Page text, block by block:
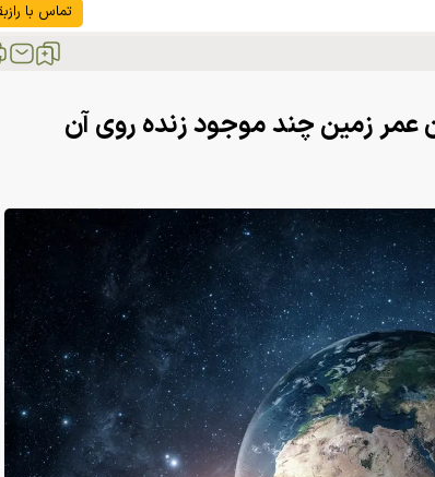
تماس با
عمر زمین چند موجود زنده روی آن
با فَک
یک فک
(ویدئو) تولد یک گکوی دو سر در پنسیلوانیا